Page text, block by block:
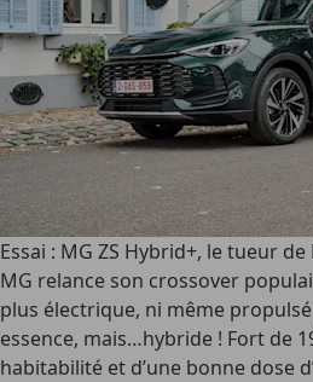
Essai : MG ZS Hybrid+, le tueur de
MG relance son crossover
plus électrique, ni même
essence, mais…hybride ! Fort de
habitabilité et d’une bonne dose